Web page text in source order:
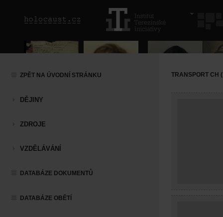
ZPĚT NA ÚVODNÍ STRÁNKU
DĚJINY
ZDROJE
VZDĚLÁVÁNÍ
DATABÁZE DOKUMENTŮ
DATABÁZE OBĚTÍ
TRANSPORT CH